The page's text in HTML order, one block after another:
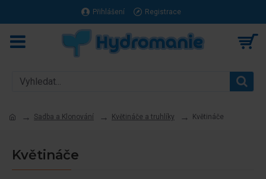
Přihlášení Registrace
Sadba a Klonování Květináče a truhlíky Květináče
Květináče